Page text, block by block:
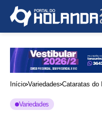
Início Variedades Cataratas do
Variedades